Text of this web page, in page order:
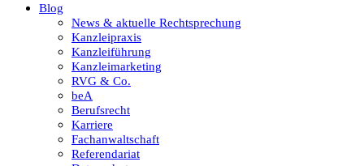
Blog
News & aktuelle Rechtsprechung
Kanzleipraxis
Kanzleiführung
Kanzleimarketing
RVG & Co.
beA
Berufsrecht
Karriere
Fachanwaltschaft
Referendariat